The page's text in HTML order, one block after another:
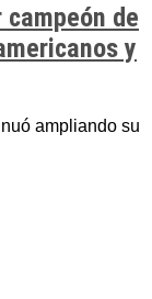
de
y
ampliando su